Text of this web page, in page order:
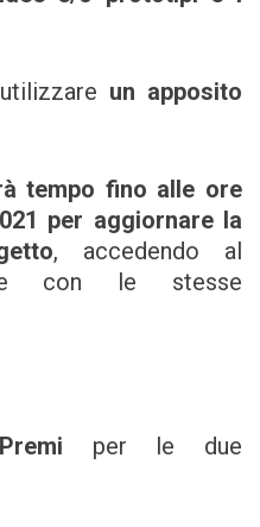
un apposito
tempo fino alle ore
per aggiornare la
, accedendo al
e con le stesse
Premi per le due